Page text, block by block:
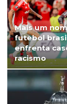
Mais um
futebol
enfrenta
racismo